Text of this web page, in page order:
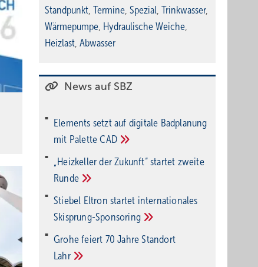
Standpunkt, Termine, Spezial, Trinkwasser,
Wärmepumpe, Hydraulische Weiche,
Heizlast, Abwasser
News auf SBZ
Elements setzt auf di­gi­ta­le Bad­pla­nung
mit PaletteCAD
„Heizkeller der Zu­kunft“ star­tet zwei­te
Run­de
Stiebel Eltron startet internatio­nales
Ski­sprung-Spon­soring
Grohe feiert 70 Jahre Standort
Lahr